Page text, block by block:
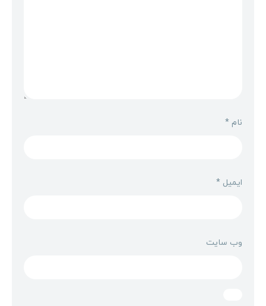
نام*
ایمیل *
وب‌ سایت